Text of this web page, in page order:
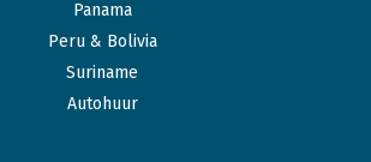
Panama
Peru & Bolivia
Suriname
Autohuur